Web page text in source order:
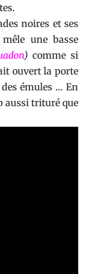
noires et ses
une basse
) comme si
ouvert la porte
émules … En
aussi trituré que